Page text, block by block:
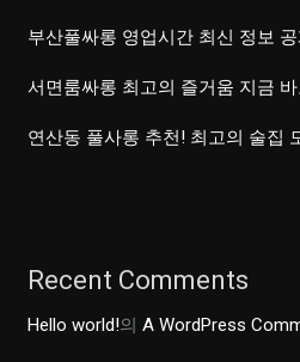
부산풀싸롱 영업시간 최신 정보
서면룸싸롱 최고의 즐거움 지금
연산동 풀사롱 추천! 최고의 술집
Recent Comments
Hello world!의A WordPress